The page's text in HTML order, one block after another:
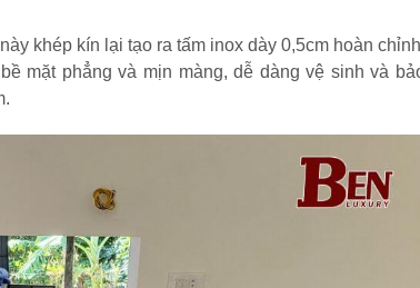
khép kín lại tạo ra tấm inox dày 0,5cm hoàn
mặt phẳng và mịn màng, dễ dàng vệ sinh và